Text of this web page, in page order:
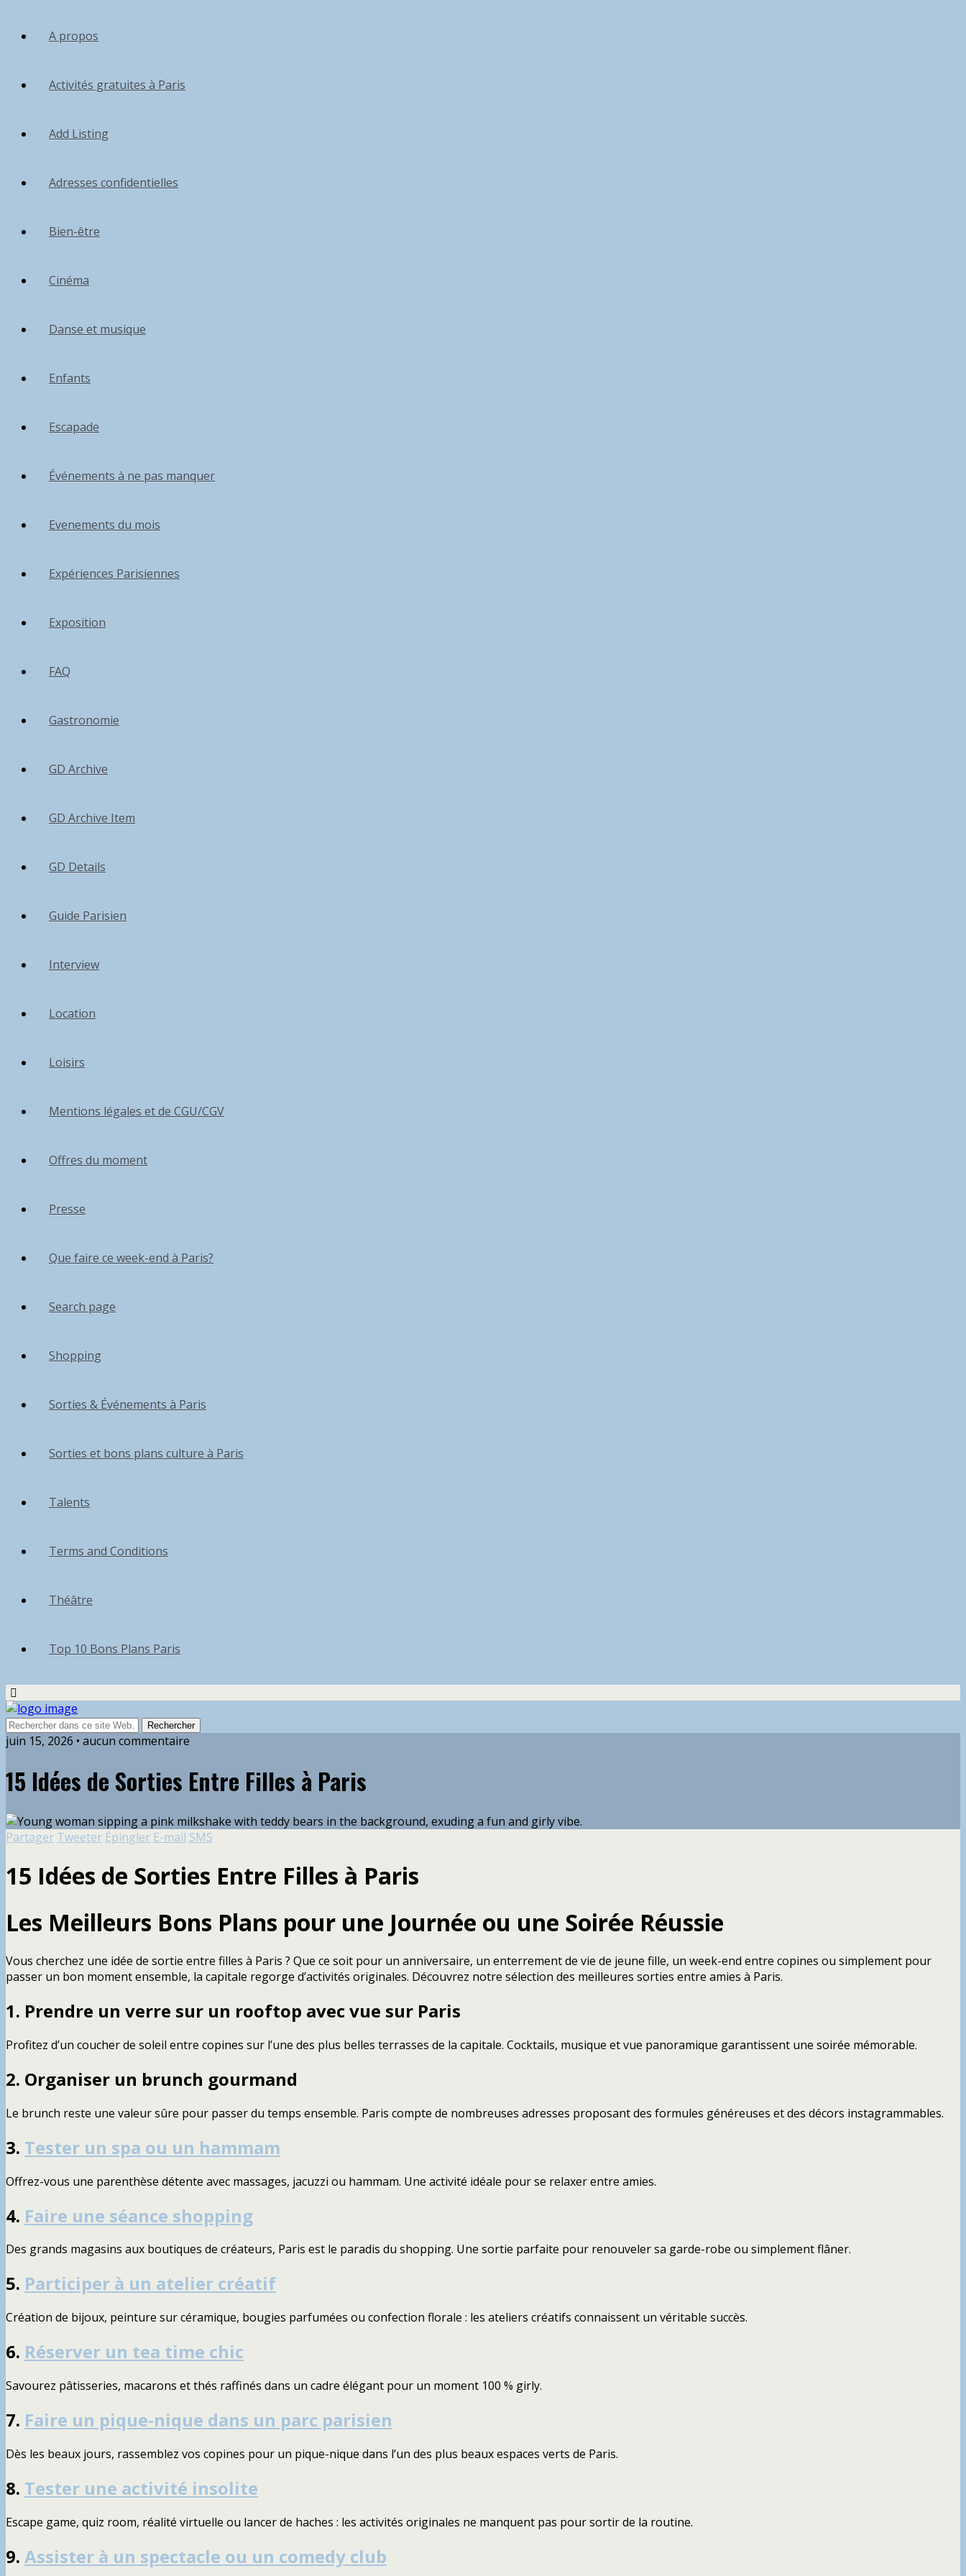
A propos
Activités gratuites à Paris
Add Listing
Adresses confidentielles
Bien-être
Cinéma
Danse et musique
Enfants
Escapade
Événements à ne pas manquer
Evenements du mois
Expériences Parisiennes
Exposition
FAQ
Gastronomie
GD Archive
GD Archive Item
GD Details
Guide Parisien
Interview
Location
Loisirs
Mentions légales et de CGU/CGV
Offres du moment
Presse
Que faire ce week-end à Paris?
Search page
Shopping
Sorties & Événements à Paris
Sorties et bons plans culture à Paris
Talents
Terms and Conditions
Théâtre
Top 10 Bons Plans Paris
juin 15, 2026 • aucun commentaire
15 Idées de Sorties Entre Filles à Paris
Partager Tweeter Épingler E-mail SMS
15 Idées de Sorties Entre Filles à Paris
Les Meilleurs Bons Plans pour une Journée ou une Soirée Réussie
Vous cherchez une idée de sortie entre filles à Paris ? Que ce soit pour un anniversaire, un enterrement de vie de jeune fille, un week-end entre copines ou simplement pour
passer un bon moment ensemble, la capitale regorge d’activités originales. Découvrez notre sélection des meilleures sorties entre amies à Paris.
1. Prendre un verre sur un rooftop avec vue sur Paris
Profitez d’un coucher de soleil entre copines sur l’une des plus belles terrasses de la capitale. Cocktails, musique et vue panoramique garantissent une soirée mémorable.
2. Organiser un brunch gourmand
Le brunch reste une valeur sûre pour passer du temps ensemble. Paris compte de nombreuses adresses proposant des formules généreuses et des décors instagrammables.
3. Tester un spa ou un hammam
Offrez-vous une parenthèse détente avec massages, jacuzzi ou hammam. Une activité idéale pour se relaxer entre amies.
4. Faire une séance shopping
Des grands magasins aux boutiques de créateurs, Paris est le paradis du shopping. Une sortie parfaite pour renouveler sa garde-robe ou simplement flâner.
5. Participer à un atelier créatif
Création de bijoux, peinture sur céramique, bougies parfumées ou confection florale : les ateliers créatifs connaissent un véritable succès.
6. Réserver un tea time chic
Savourez pâtisseries, macarons et thés raffinés dans un cadre élégant pour un moment 100 % girly.
7. Faire un pique-nique dans un parc parisien
Dès les beaux jours, rassemblez vos copines pour un pique-nique dans l’un des plus beaux espaces verts de Paris.
8. Tester une activité insolite
Escape game, quiz room, réalité virtuelle ou lancer de haches : les activités originales ne manquent pas pour sortir de la routine.
9. Assister à un spectacle ou un comedy club